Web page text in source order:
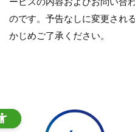
のです。予告なしに変更され
かじめご了承ください。